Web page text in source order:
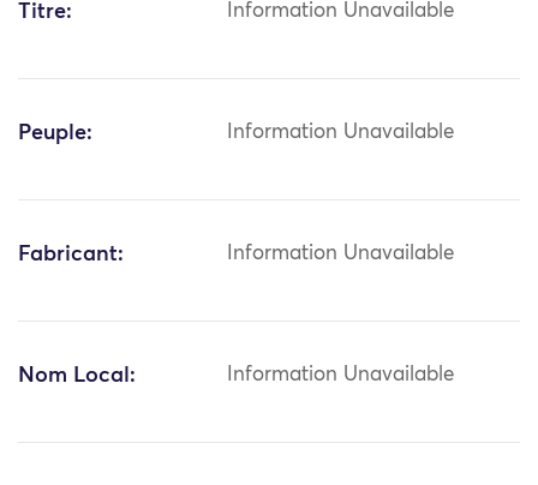
Titre: Information Unavailable
Peuple: Information Unavailable
Fabricant: Information Unavailable
Nom Local: Information Unavailable